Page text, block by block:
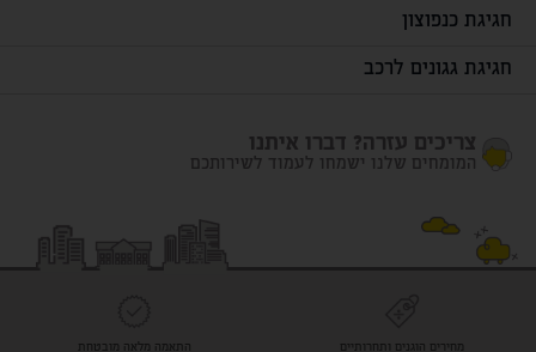
חגיגת כנפוצון
חגיגת גגונים לרכב
צריכים עזרה? דברו איתנו
המומחים שלנו ישמחו לעמוד לשירותכם
מחירים הוגנים ותחרותיים התאמה מלאה מובטחת